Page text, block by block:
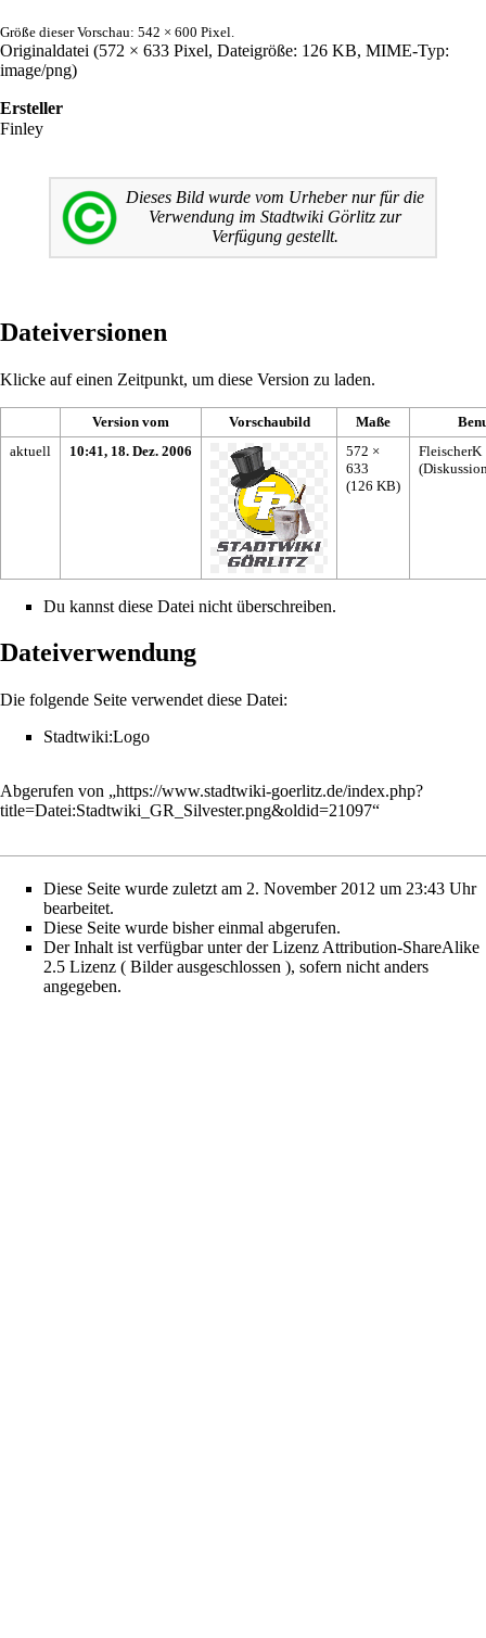
Größe dieser Vorschau: 542 × 600 Pixel
Originaldatei (572 × 633 Pixel, Dateigröße: 126 KB, MIME-Typ:
image/png)
Ersteller
Finley
Dieses Bild wurde vom Urheber nur für die
Verwendung im Stadtwiki Görlitz zur
Verfügung gestellt.
Dateiversionen
Klicke auf einen Zeitpunkt, um diese Version zu laden.
Version vom Vorschaubild Maße
aktuell
10:41, 18. Dez. 2006
572 ×
633
(126 KB)
FleischerK
(
Du kannst diese Datei nicht überschreiben.
Dateiverwendung
Die folgende Seite verwendet diese Datei:
Stadtwiki:Logo
Abgerufen von „https://www.stadtwiki-goerlitz.de/index.php?
title=Datei:Stadtwiki_GR_Silvester.png&oldid=21097“
Diese Seite wurde zuletzt am 2. November 2012 um 23:43 Uhr
bearbeitet.
Diese Seite wurde bisher einmal abgerufen.
Der Inhalt ist verfügbar unter der Lizenz Attribution-ShareAlike
2.5 Lizenz ( Bilder ausgeschlossen ), sofern nicht anders
angegeben.